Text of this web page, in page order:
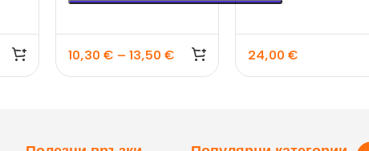
10,30 € – 13,50 € 24,00 €